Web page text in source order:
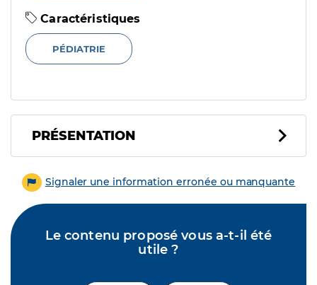
Caractéristiques
PÉDIATRIE
PRÉSENTATION
Signaler une information erronée ou manquante
Le contenu proposé vous a-t-il été
utile ?